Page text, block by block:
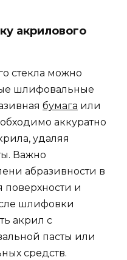
акрилового
стекла можно
шлифовальные
бумага или
аккуратно
удаляя
Важно
абразивности в
поверхности и
шлифовки
акрил с
пасты или
средств.